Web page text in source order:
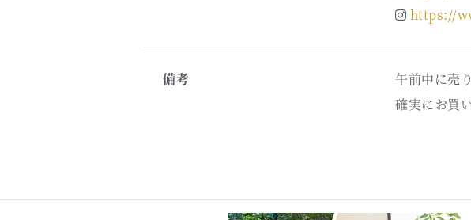
https://
備考
午前中に売
確実にお買